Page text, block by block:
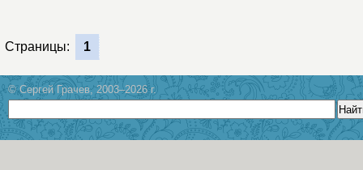
Страницы: 1
© Сергей Грачев, 2003–2026 г.